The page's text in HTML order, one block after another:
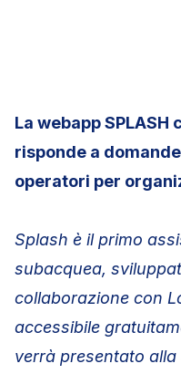
La webapp
risponde a
operatori per
Splash è il primo
subacquea,
collaborazione con
accessibile
verrà presentato